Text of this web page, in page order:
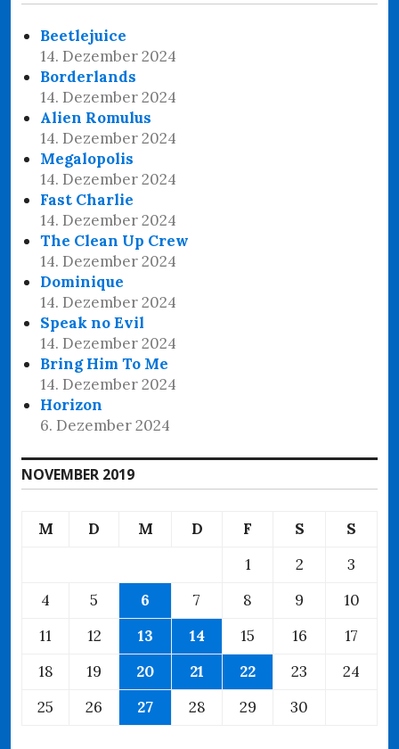
Beetlejuice
14. Dezember 2024
Borderlands
14. Dezember 2024
Alien Romulus
14. Dezember 2024
Megalopolis
14. Dezember 2024
Fast Charlie
14. Dezember 2024
The Clean Up Crew
14. Dezember 2024
Dominique
14. Dezember 2024
Speak no Evil
14. Dezember 2024
Bring Him To Me
14. Dezember 2024
Horizon
6. Dezember 2024
NOVEMBER 2019
M D M D F S
S
1
2
3
4
5 6 7 8 9
10
11
12 13 14 15 16
17
18
19 20 21 22 23
24
25
26 27 28 29 30